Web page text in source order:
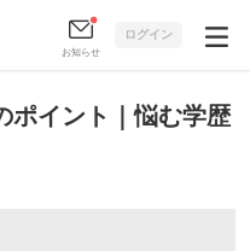
お知らせ
ログイン
ポイント｜悩む学歴